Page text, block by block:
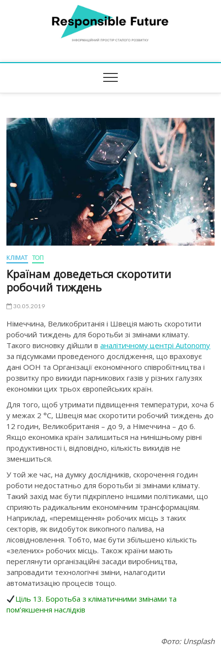
Responsible Future
КЛІМАТ ТОП
Країнам доведеться скоротити
робочий тиждень
30.05.2019
Німеччина, Великобританія і Швеція мають скоротити
робочий тиждень для боротьби зі змінами клімату.
Такого висновку дійшли ваналітичному центрі Autonomy
за підсумками проведеного дослідження, що враховує
дані ООН та Організації економічного співробітництва і
розвитку про викиди парникових газів у різних галузях
економіки цих трьох європейських країн.
Для того, щоб утримати підвищення температури, хоча б
у межах 2 °C, Швеція має скоротити робочий тиждень до
12 годин, Великобританія – до 9, а Німеччина – до 6.
Якщо економіка країн залишиться на нинішньому рівні
продуктивності і, відповідно, кількість викидів не
зменшиться.
У той же час, на думку дослідників, скорочення годин
роботи недостатньо для боротьби зі змінами клімату.
Такий захід має бути підкріплено іншими політиками, що
сприяють радикальним економічним трансформаціям.
Наприклад, «переміщення» робочих місць з таких
секторів, як видобуток викопного палива, на
лісовідновлення. Тобто, має бути збільшено кількість
«зелених» робочих місць. Також країни мають
переглянути організаційні засади виробництва,
запровадити технологічні зміни, налагодити
автоматизацію процесів тощо.
Ціль 13. Боротьба з кліматичними змінами та
пом’якшення наслідків
Фото: Unsplash